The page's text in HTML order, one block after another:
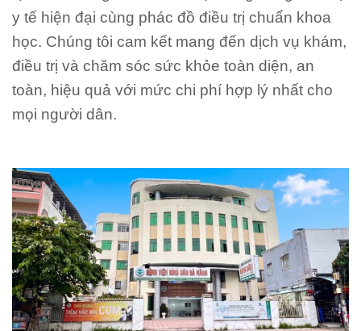
y tế hiện đại cùng phác đồ điều trị chuẩn khoa
học. Chúng tôi cam kết mang đến dịch vụ khám,
điều trị và chăm sóc sức khỏe toàn diện, an
toàn, hiệu quả với mức chi phí hợp lý nhất cho
mọi người dân.